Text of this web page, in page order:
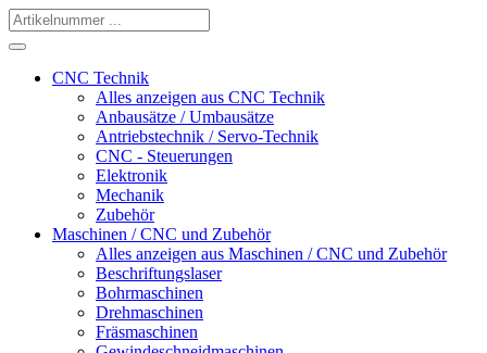
CNC Technik
Alles anzeigen aus CNC Technik
Anbausätze / Umbausätze
Antriebstechnik / Servo-Technik
CNC - Steuerungen
Elektronik
Mechanik
Zubehör
Maschinen / CNC und Zubehör
Alles anzeigen aus Maschinen / CNC und Zubehör
Beschriftungslaser
Bohrmaschinen
Drehmaschinen
Fräsmaschinen